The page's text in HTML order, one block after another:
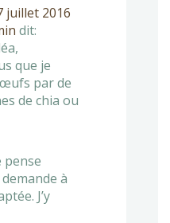
juillet 2016
dit:
que je
par de
de chia ou
pense
à
J’y